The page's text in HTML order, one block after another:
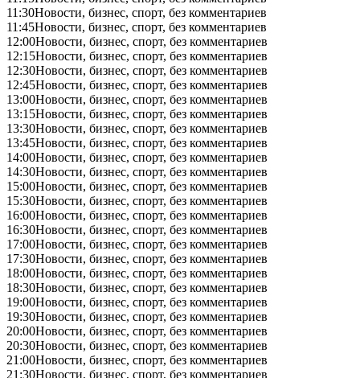
11:30Новости, бизнес, спорт, без комментариев
11:45Новости, бизнес, спорт, без комментариев
12:00Новости, бизнес, спорт, без комментариев
12:15Новости, бизнес, спорт, без комментариев
12:30Новости, бизнес, спорт, без комментариев
12:45Новости, бизнес, спорт, без комментариев
13:00Новости, бизнес, спорт, без комментариев
13:15Новости, бизнес, спорт, без комментариев
13:30Новости, бизнес, спорт, без комментариев
13:45Новости, бизнес, спорт, без комментариев
14:00Новости, бизнес, спорт, без комментариев
14:30Новости, бизнес, спорт, без комментариев
15:00Новости, бизнес, спорт, без комментариев
15:30Новости, бизнес, спорт, без комментариев
16:00Новости, бизнес, спорт, без комментариев
16:30Новости, бизнес, спорт, без комментариев
17:00Новости, бизнес, спорт, без комментариев
17:30Новости, бизнес, спорт, без комментариев
18:00Новости, бизнес, спорт, без комментариев
18:30Новости, бизнес, спорт, без комментариев
19:00Новости, бизнес, спорт, без комментариев
19:30Новости, бизнес, спорт, без комментариев
20:00Новости, бизнес, спорт, без комментариев
20:30Новости, бизнес, спорт, без комментариев
21:00Новости, бизнес, спорт, без комментариев
21:30Новости, бизнес, спорт, без комментариев